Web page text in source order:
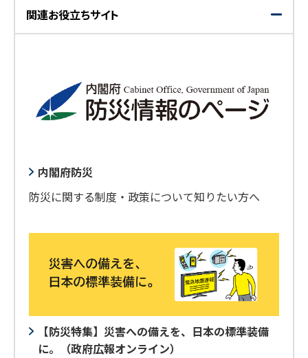
関連お役立ちサイト
開
く
閉
じ
内閣府防災
防災に関する制度・政策について知りたい方へ
【防災特集】災害への備えを、日本の標準装備
に。（政府広報オンライン）